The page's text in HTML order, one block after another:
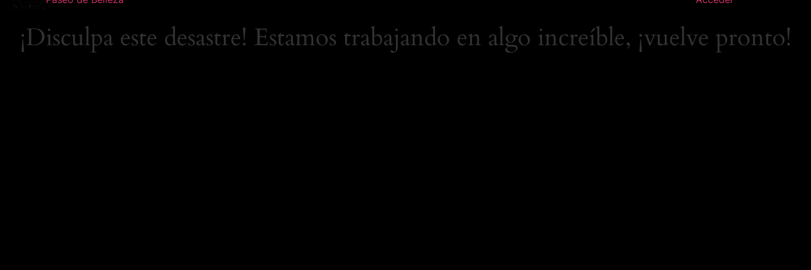
¡Disculpa este desastre! Estamos trabajando en algo increíble, ¡vuelve pronto!